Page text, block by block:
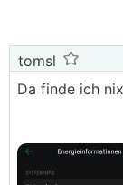
tomsl
Da finde ich